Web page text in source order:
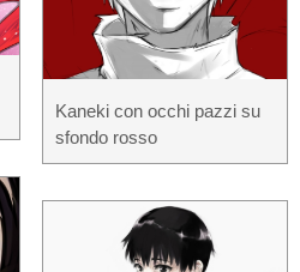
Kaneki con occhi pazzi su
sfondo rosso